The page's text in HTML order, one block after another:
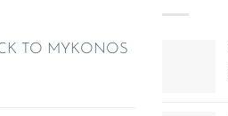
TO MYKONOS